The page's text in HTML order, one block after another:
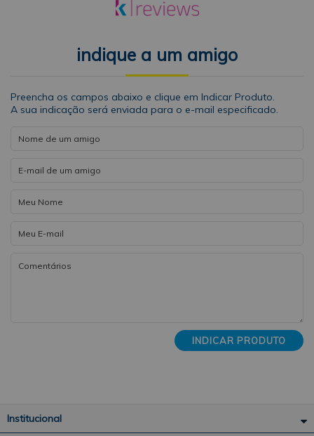
indique a um amigo
Preencha os campos abaixo e clique em Indicar Produto.
A sua indicação será enviada para o e-mail especificado.
INDICAR PRODUTO
Institucional